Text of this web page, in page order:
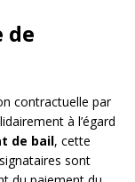
de
contractuelle par
à l’égard
de bail, cette
sont